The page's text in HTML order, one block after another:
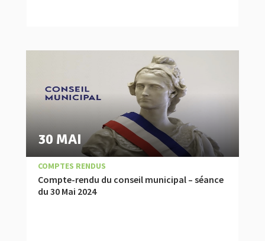
Compte-rendu du conseil municipal – séance
du 30 Mai 2024
30 MAI
|
ACTUALITÉ ,
COMPTES RENDUS